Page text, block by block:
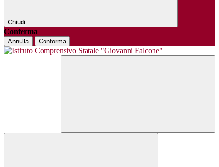
Chiudi
Conferma
Annulla Conferma